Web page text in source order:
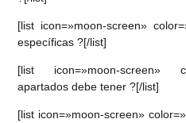
[list icon=»moon-screen»
específicas ?[/list]
[list icon=»moon-screen»
apartados debe tener ?[/list]
[list icon=»moon-screen»